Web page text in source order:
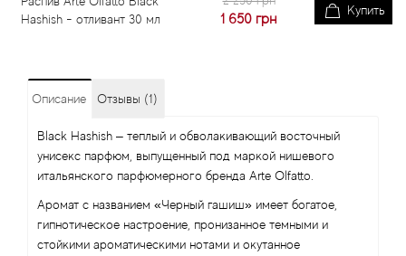
Hashish - отливант 30 мл
1 650 грн
Купить
Описание Отзывы (1)
Black Hashish – теплый и обволакивающий восточный
унисекс парфюм, выпущенный под маркой нишевого
итальянского парфюмерного бренда Arte Olfatto.
Аромат с названием «Черный гашиш» имеет богатое,
гипнотическое настроение, пронизанное темными и
стойкими ароматическими нотами и окутанное